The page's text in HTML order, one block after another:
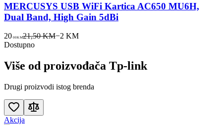
MERCUSYS USB WiFi Kartica AC650 MU6H,
Dual Band, High Gain 5dBi
20 00KM21,50 KM−2 KM
Dostupno
Više od proizvođača Tp-link
Drugi proizvodi istog brenda
Akcija